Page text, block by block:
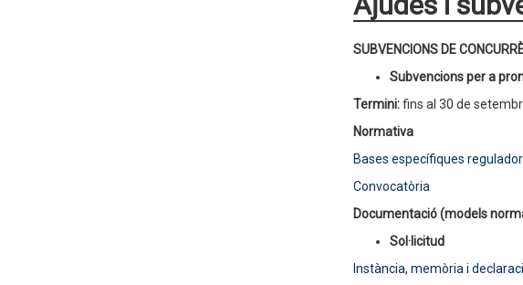
SUBVENCIONS DE
Subvencions per a
Termini:fins al 30 de
Normativa
Bases específiques
Convocatòria
Documentació (models
Sol·licitud
Instància, memòria i